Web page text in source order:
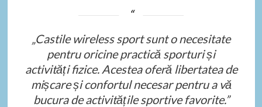
„Castile wireless sport sunt o necesitate
pentru oricine practică sporturi și
activități fizice. Acestea oferă libertatea de
mișcare și confortul necesar pentru a vă
bucura de activitățile sportive favorite.”